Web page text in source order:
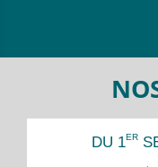
DU 1ER